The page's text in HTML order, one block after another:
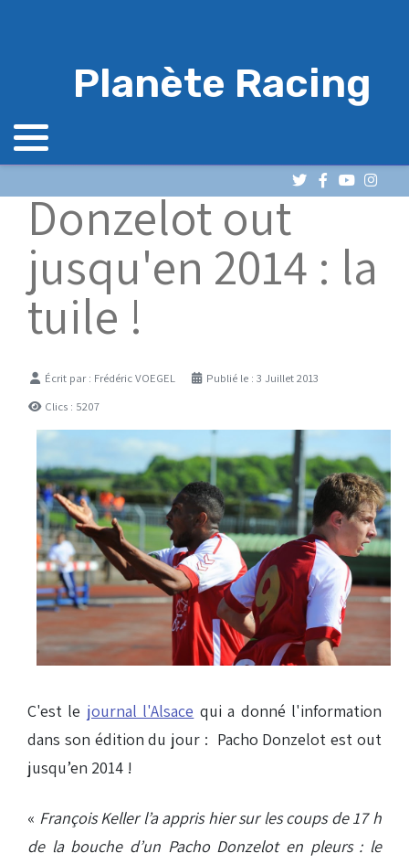
Planète Racing
Donzelot out
jusqu'en 2014 : la
tuile !
DétailsÉcrit par : Frédéric VOEGEL
Publié le : 3 Juillet 2013
Clics : 5207
C'est le journal l'Alsace qui a donné l'information
dans son édition du jour : Pacho Donzelot est out
jusqu’en 2014 !
« François Keller l’a appris hier sur les coups de 17 h
de la bouche d’un Pacho Donzelot en pleurs : le